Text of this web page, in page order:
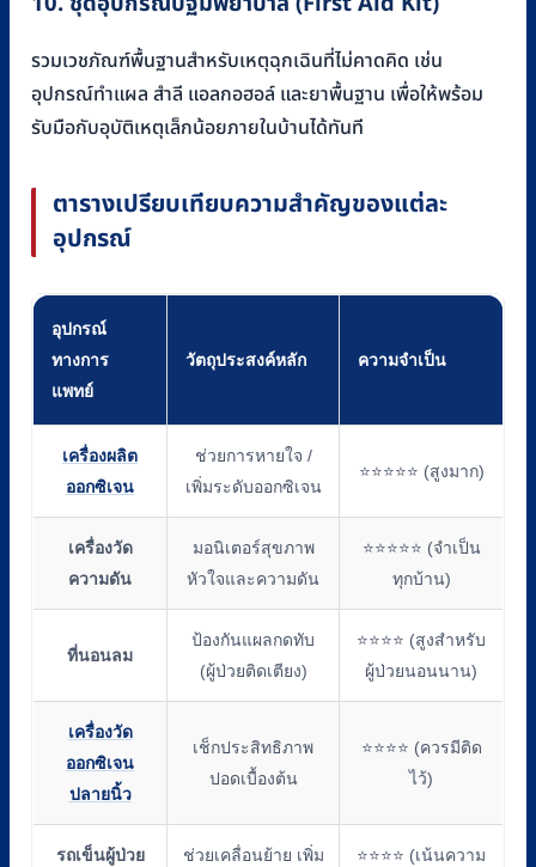
รวมเวชภัณฑ์พื้นฐานสำหรับเหตุฉุกเฉินที่ไม่คาดคิด เช่น
อุปกรณ์ทำแผล สำลี แอลกอฮอล์ และยาพื้นฐาน เพื่อให้พร้อม
รับมือกับอุบัติเหตุเล็กน้อยภายในบ้านได้ทันที
ตารางเปรียบเทียบความสำคัญของแต่ละ
อุปกรณ์
อุปกรณ์
ทางการ
แพทย์
วัตถุประสงค์หลัก ความจำเป็น
เครื่องผลิต
ออกซิเจน
ช่วยการหายใจ /
เพิ่มระดับออกซิเจน
⭐⭐⭐⭐⭐ (สูงมาก)
เครื่องวัด
ความดัน
มอนิเตอร์สุขภาพ
หัวใจและความดัน
⭐⭐⭐⭐⭐ (จำเป็น
ทุกบ้าน)
ที่นอนลม
ป้องกันแผลกดทับ
(ผู้ป่วยติดเตียง)
⭐⭐⭐⭐ (สูงสำหรับ
ผู้ป่วยนอนนาน)
เครื่องวัด
ออกซิเจน
ปลายนิ้ว
เช็กประสิทธิภาพ
ปอดเบื้องต้น
⭐⭐⭐⭐ (ควรมีติด
ไว้)
รถเข็นผู้ป่วย
ช่วยเคลื่อนย้าย เพิ่ม
⭐⭐⭐⭐ (เน้นความ